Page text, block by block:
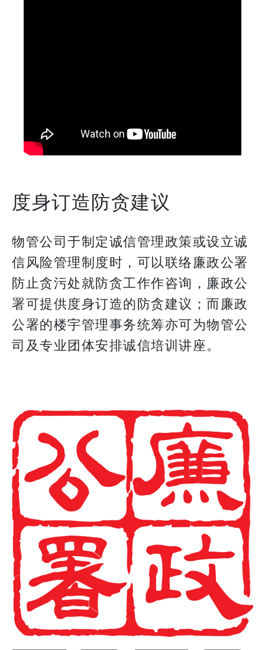
度身订造防贪建议
物管公司于制定诚信管理政策或设立诚
信风险管理制度时，可以联络廉政公署
防止贪污处就防贪工作作咨询，廉政公
署可提供度身订造的防贪建议；而廉政
公署的楼宇管理事务统筹亦可为物管公
司及专业团体安排诚信培训讲座。